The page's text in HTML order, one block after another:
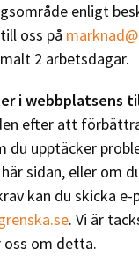
enligt
oss på
2 arbetsdagar.
i webbplatsens
efter att
du upptäcker
sidan, eller om
kan du skicka
. Vi är
oss om detta.